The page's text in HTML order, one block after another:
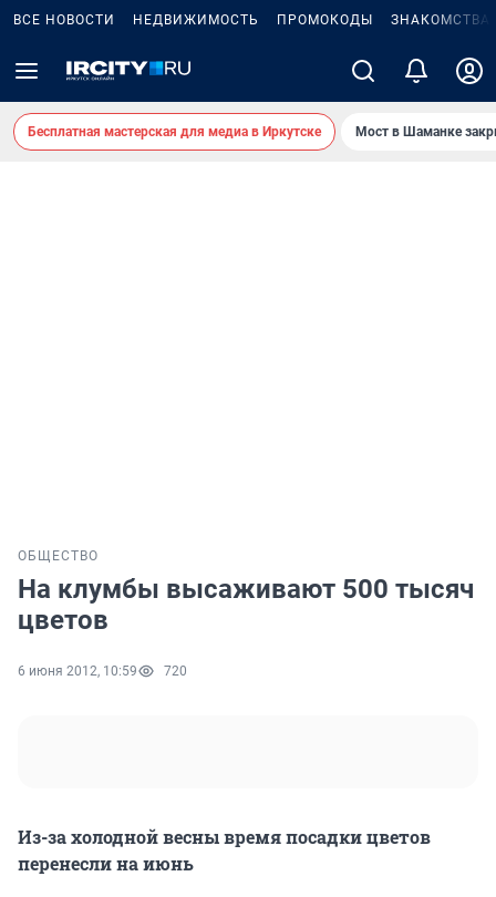
ВСЕ НОВОСТИ НЕДВИЖИМОСТЬ ПРОМОКОДЫ ЗНАКОМСТВА
Бесплатная мастерская для медиа в Иркутске Мост в Шаманке
ОБЩЕСТВО
На клумбы высаживают 500 тысяч
цветов
6 июня 2012, 10:59 720
Из-за холодной весны время посадки цветов
перенесли на июнь